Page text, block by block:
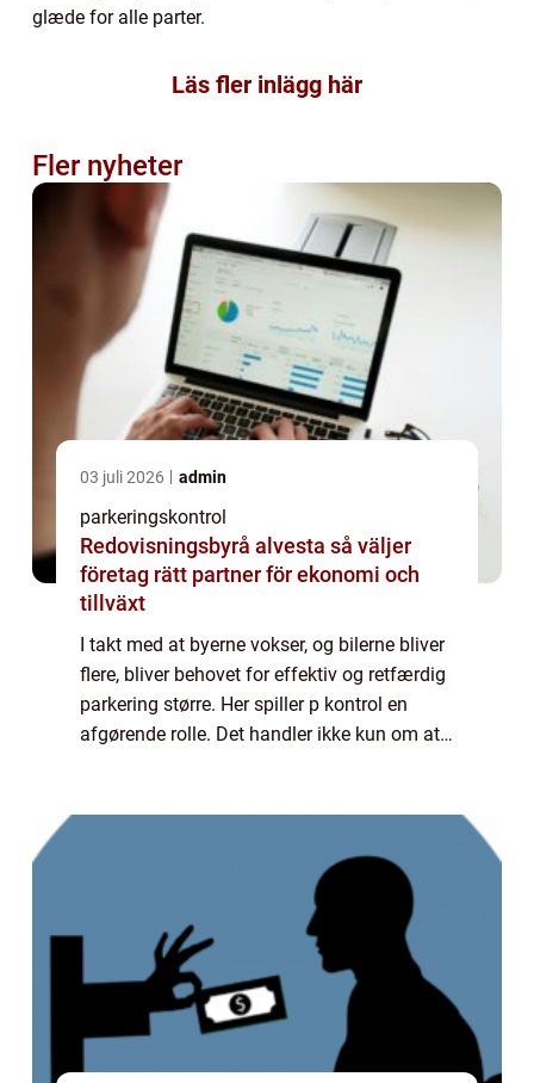
glæde for alle parter.
Läs fler inlägg här
Fler nyheter
03 juli 2026 admin
parkeringskontrol
Redovisningsbyrå alvesta så väljer
företag rätt partner för ekonomi och
tillväxt
I takt med at byerne vokser, og bilerne bliver
flere, bliver behovet for effektiv og retfærdig
parkering større. Her spiller p kontrol en
afgørende rolle. Det handler ikke kun om at